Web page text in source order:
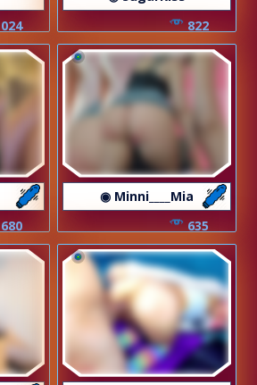
822
680
◉ Minni____Mia
635